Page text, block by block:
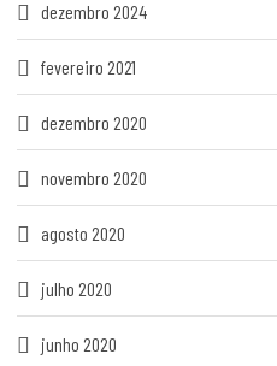
dezembro 2024
fevereiro 2021
dezembro 2020
novembro 2020
agosto 2020
julho 2020
junho 2020